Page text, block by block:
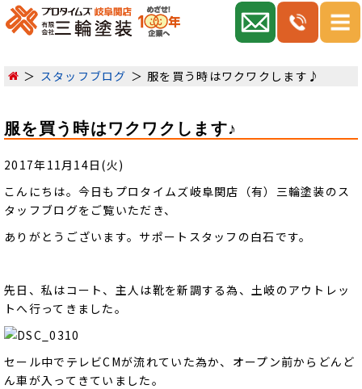
スタッフブログ 服を買う時はワクワクします♪
服を買う時はワクワクします♪
2017年11月14日(火)
こんにちは。今日もプロタイムズ岐阜関店（有）三輪塗装のス
タッフブログをご覧いただき、
ありがとうございます。サポートスタッフの白石です。
先日、私はコート、主人は靴を新調する為、土岐のアウトレッ
トへ行ってきました。
セール中でテレビCMが流れていた為か、オープン前からどんど
ん車が入ってきていました。